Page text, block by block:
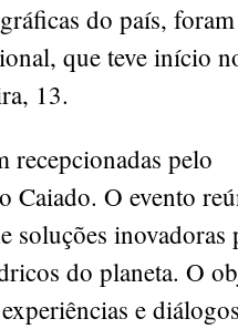
do país, foram
que teve início
13.
recepcionadas pelo
Caiado. O evento
soluções inovadoras
do planeta. O
e diálogos